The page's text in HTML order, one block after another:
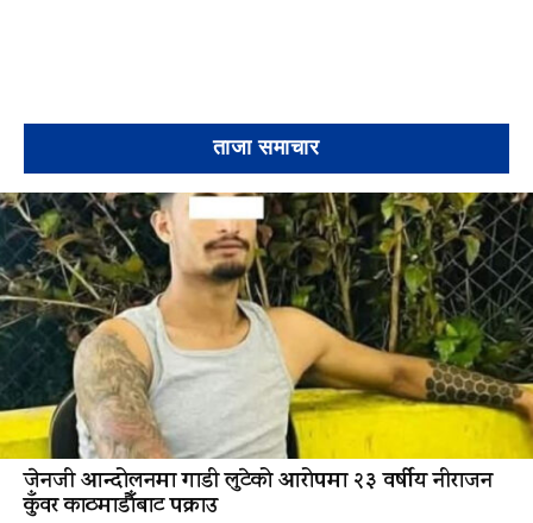
ताजा समाचार
जेनजी आन्दोलनमा गाडी लुटेको आरोपमा २३ वर्षीय नीराजन
कुँवर काठमाडौँबाट पक्राउ